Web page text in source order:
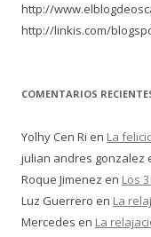
http://
http://linkis.com/
COMENTARIOS
Yolhy Cen Ri en La
julian andres gonzalez
Roque Jimenez en Los
Luz Guerrero en La
Mercedes en La